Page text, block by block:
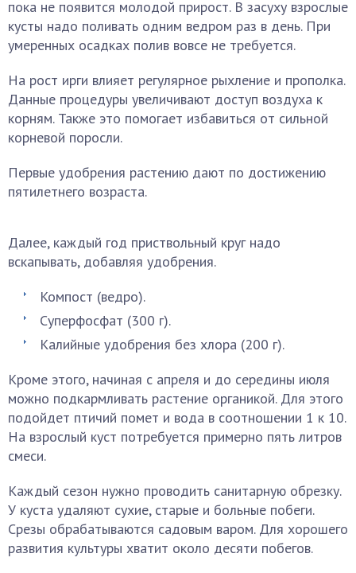
пока не появится молодой прирост. В засуху взрослые
кусты надо поливать одним ведром раз в день. При
умеренных осадках полив вовсе не требуется.
На рост ирги влияет регулярное рыхление и прополка.
Данные процедуры увеличивают доступ воздуха к
корням. Также это помогает избавиться от сильной
корневой поросли.
Первые удобрения растению дают по достижению
пятилетнего возраста.
Далее, каждый год приствольный круг надо
вскапывать, добавляя удобрения.
Компост (ведро).
Суперфосфат (300 г).
Калийные удобрения без хлора (200 г).
Кроме этого, начиная с апреля и до середины июля
можно подкармливать растение органикой. Для этого
подойдет птичий помет и вода в соотношении 1 к 10.
На взрослый куст потребуется примерно пять литров
смеси.
Каждый сезон нужно проводить санитарную обрезку.
У куста удаляют сухие, старые и больные побеги.
Срезы обрабатываются садовым варом. Для хорошего
развития культуры хватит около десяти побегов.